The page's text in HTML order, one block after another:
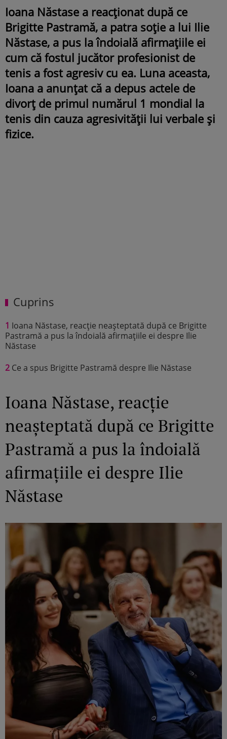
Ioana Năstase a reacționat după ce
Brigitte Pastramă, a patra soție a lui Ilie
Năstase, a pus la îndoială afirmațiile ei
cum că fostul jucător profesionist de
tenis a fost agresiv cu ea. Luna aceasta,
Ioana a anunțat că a depus actele de
divorț de primul numărul 1 mondial la
tenis din cauza agresivității lui verbale și
fizice.
Cuprins
1 Ioana Năstase, reacție neașteptată după ce Brigitte
Pastramă a pus la îndoială afirmațiile ei despre Ilie
Năstase
2 Ce a spus Brigitte Pastramă despre Ilie Năstase
Ioana Năstase, reacție
neașteptată după ce Brigitte
Pastramă a pus la îndoială
afirmațiile ei despre Ilie
Năstase